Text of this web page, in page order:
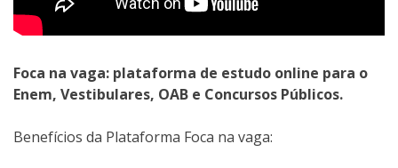
Foca na vaga: plataforma de estudo online para o
Enem, Vestibulares, OAB e Concursos Públicos.
Benefícios da Plataforma Foca na vaga: